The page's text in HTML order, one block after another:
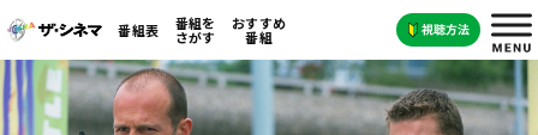
番組表 番組を
さがす
おすすめ
番組